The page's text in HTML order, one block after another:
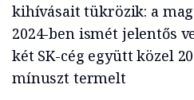
kihívásait tükrözik: a
2024-ben ismét jelentős
két SK-cég együtt közel
mínuszt termelt